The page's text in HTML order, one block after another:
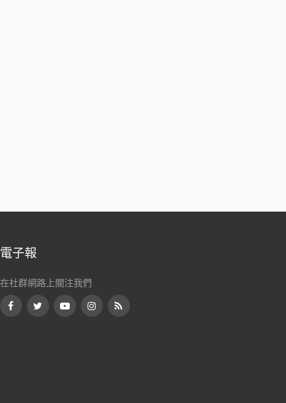
電子報
在社群網路上關注我們
FacebookTwitterYoutubeInstagram
RSS